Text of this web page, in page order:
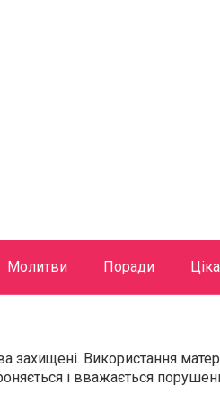
Молитви Поради
Використання
і вважається